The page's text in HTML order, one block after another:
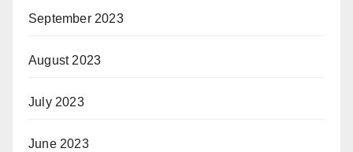
September 2023
August 2023
July 2023
June 2023